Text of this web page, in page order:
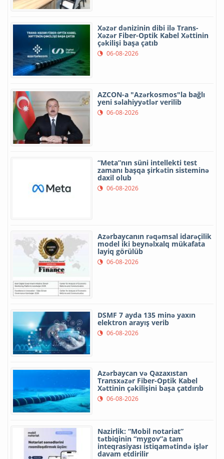
Xəzər dənizinin dibi ilə Trans-
Xəzər Fiber-Optik Kabel Xəttinin
çəkilişi başa çatıb
06-08-2026
AZCON-a "Azərkosmos"la bağlı
yeni səlahiyyətlər verilib
06-08-2026
“Meta”nın süni intellekti test
zamanı başqa şirkətin sisteminə
daxil olub
06-08-2026
Azərbaycanın rəqəmsal idarəçilik
model iki beynəlxalq mükafata
layiq görülüb
06-08-2026
DSMF 7 ayda 135 minə yaxın
elektron arayış verib
06-08-2026
Azərbaycan və Qazaxıstan
Transxəzər Fiber-Optik Kabel
Xəttinin çəkilişini başa çatdırıb
06-08-2026
Nazirlik: “Mobil notariat”
tətbiqinin “mygov”a tam
inteqrasiyası istiqamətində işlər
davam etdirilir